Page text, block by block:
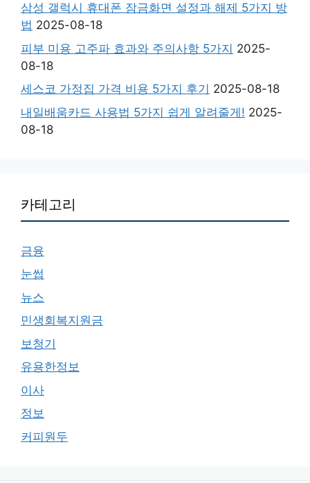
삼성 갤럭시 휴대폰 잠금화면 설정과 해제 5가지 방
법 2025-08-18
피부 미용 고주파 효과와 주의사항 5가지 2025-
08-18
세스코 가정집 가격 비용 5가지 후기 2025-08-18
내일배움카드 사용법 5가지 쉽게 알려줄게! 2025-
08-18
카테고리
금융
눈썹
뉴스
민생회복지원금
보청기
유용한정보
이사
정보
커피원두